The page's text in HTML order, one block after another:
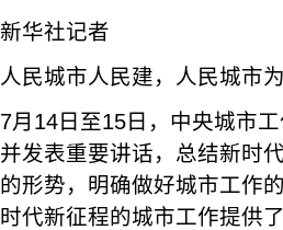
新华社记者
人民城市人民建，人民城市为
7月14日至15日，中央城市
并发表重要讲话，总结新时
的形势，明确做好城市工作
时代新征程的城市工作提供